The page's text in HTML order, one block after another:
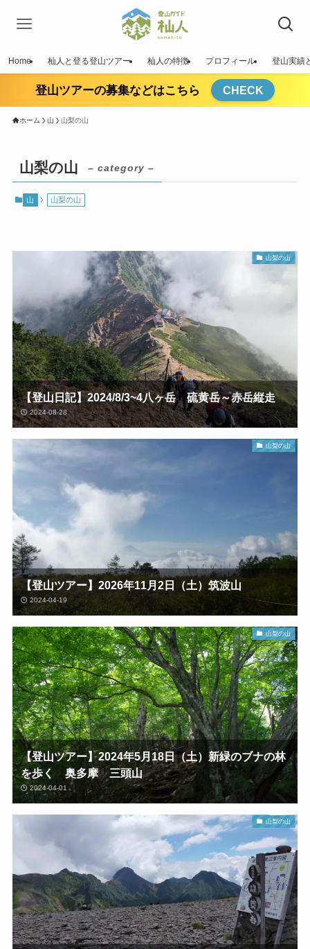
Home 杣人と登る登山ツアー 杣人の特徴 プロフィール 登山実績
登山ツアーの募集などはこちら CHECK
ホーム 山 山梨の山
山梨の山 – category –
山 山梨の山
山梨の山
【登山日記】2024/8/3~4八ヶ岳 硫黄岳～赤岳縦走
2024-08-28
山梨の山
【登山ツアー】2026年11月2日（土）筑波山
2024-04-19
山梨の山
【登山ツアー】2024年5月18日（土）新緑のブナの林
を歩く 奥多摩 三頭山
2024-04-01
山梨の山